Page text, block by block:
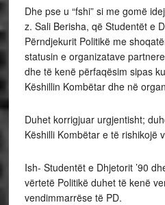
Dhe pse u “fshi” si me gomë
z. Sali Berisha, që Studentët e
Përndjekurit Politikë me
statusin e organizatave
dhe të kenë përfaqësim sipas
Këshillin Kombëtar dhe në
Duhet korrigjuar urgjentisht;
Këshilli Kombëtar e të rishikojë
Ish- Studentët e Dhjetorit ’90
vërtetë Politikë duhet të kenë
vendimmarrëse të PD.